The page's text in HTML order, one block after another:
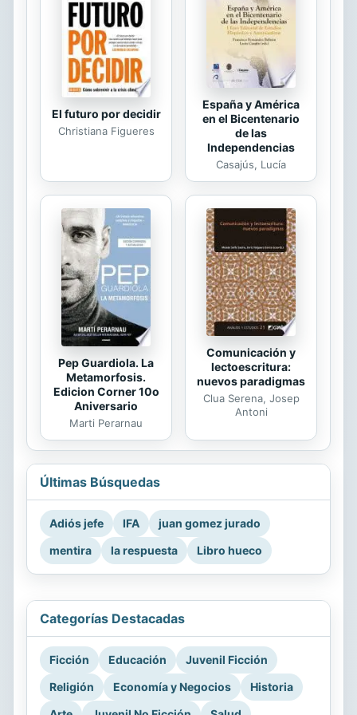
ont de l'humour alors que, moi, c'est
bien connu, je n'en ai aucun. Il est
possible au...
El futuro por decidir
Christiana Figueres
España y América
en el Bicentenario
de las
Independencias
Casajús, Lucía
Pep Guardiola. La
Metamorfosis.
Edicion Corner 10o
Aniversario
Marti Perarnau
Comunicación y
lectoescritura:
nuevos paradigmas
Clua Serena, Josep
Antoni
Últimas Búsquedas
Adiós jefe IFA
juan gomez jurado
mentira
la respuesta Libro hueco
Categorías Destacadas
Ficción Educación
Juvenil Ficción
Religión
Economía y Negocios
Historia